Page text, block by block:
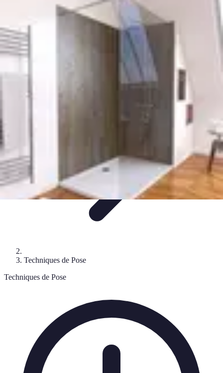
Services Carreleur
Engager un Carreleur Carrelage Salle de Bain
Carrelage
Sélection du Carreleur
Services Carreleur
Techniques de Pose
Techniques de Pose